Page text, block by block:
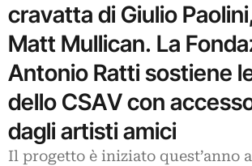
cravatta di Giulio
Matt Mullican. La
Antonio Ratti sostiene
dello CSAV con
dagli artisti amici
Il progetto è iniziato quest’anno